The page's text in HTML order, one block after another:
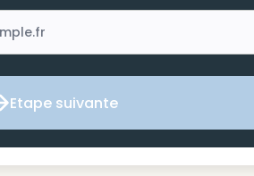
Etape suivante
Etape suivante